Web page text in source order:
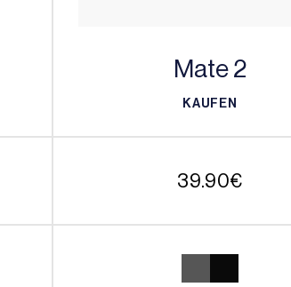
Mate 2
KAUFEN
39.90€